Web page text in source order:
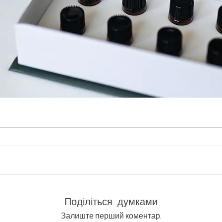
Поділіться думками
Залиште перший коментар.